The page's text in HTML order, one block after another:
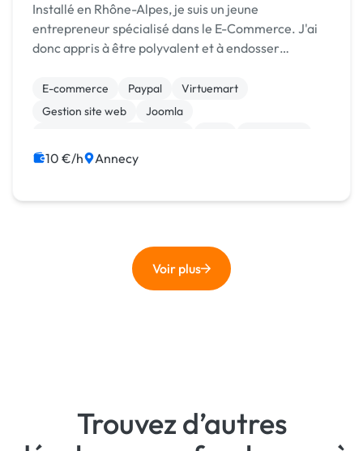
Installé en Rhône-Alpes, je suis un jeune
entrepreneur spécialisé dans le E-Commerce. J'ai
donc appris à être polyvalent et à endosser
utiliser et mettre à jour seul une boutique en ligne.
Je sui...
E-commerce Paypal
Virtuemart
Gestion site web
Joomla
10 €/h Annecy
Voir plus
Trouvez d’autres